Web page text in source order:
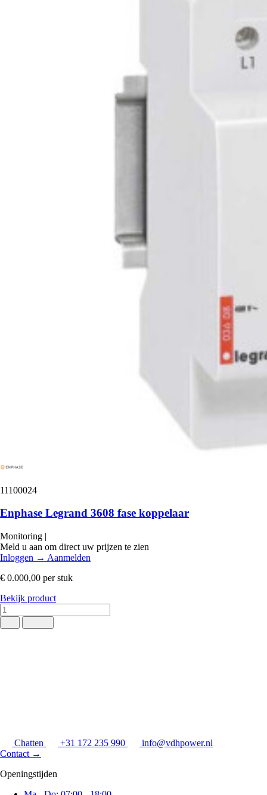
11100024
Enphase Legrand 3608 fase koppelaar
Monitoring |
Meld u aan om direct uw prijzen te zien
Inloggen → Aanmelden
€ 0.000,00 per stuk
Bekijk product
Chatten +31 172 235 990
info@vdhpower.nl
Contact →
Openingstijden